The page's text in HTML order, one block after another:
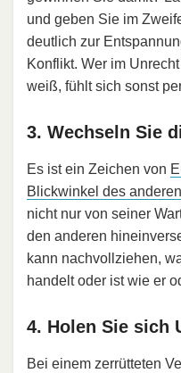
und geben Sie im
deutlich zur
Konflikt. Wer im
weiß, fühlt sich sonst
3. Wechseln Sie
Es ist ein Zeichen von
Blickwinkel des anderen
nicht nur von seiner
den anderen
kann nachvollziehen,
handelt oder ist wie er
4. Holen Sie sich
Bei einem zerrütteten